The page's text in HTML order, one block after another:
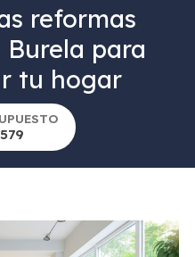
reformas
para
tu hogar